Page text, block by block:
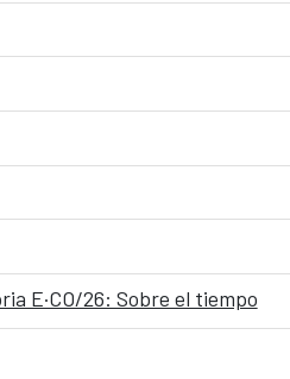
E·CO/26: Sobre el tiempo